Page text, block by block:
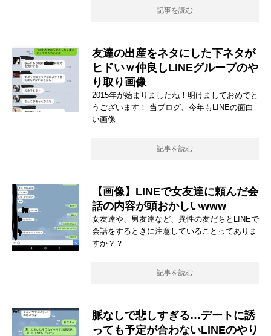
記事を読む
友達の出産をネタにした下ネタが
ヒドいｗ仲良しLINEグループのや
り取り画像
2015年が始まりましたね！明けましておめでと
うございます！ 当ブログ、今年もLINEの面白
い画像
記事を読む
【画像】LINEで女友達に頼んだ会
話の内容が頭おかしいwww
女友達や、男友達など、異性の友だちとLINEで
会話をするときに注意していることってありま
すか？？
記事を読む
脈なしで悲しすぎる…デートに誘
っても予定が合わないLINEのやり